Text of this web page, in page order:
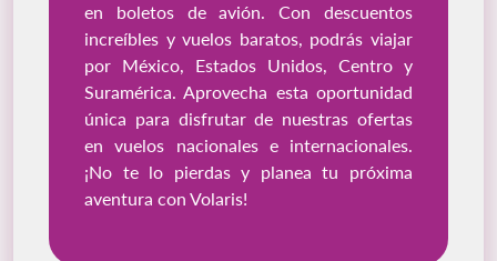
en boletos de avión. Con descuentos
increíbles y vuelos baratos, podrás viajar
por México, Estados Unidos, Centro y
Suramérica. Aprovecha esta oportunidad
única para disfrutar de nuestras ofertas
en vuelos nacionales e internacionales.
¡No te lo pierdas y planea tu próxima
aventura con Volaris!